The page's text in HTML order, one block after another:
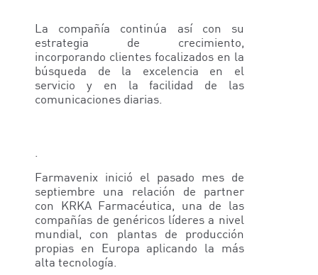
La compañía continúa así con su
estrategia de crecimiento,
incorporando clientes focalizados en la
búsqueda de la excelencia en el
servicio y en la facilidad de las
comunicaciones diarias.
.
Farmavenix inició el pasado mes de
septiembre una relación de partner
con KRKA Farmacéutica, una de las
compañías de genéricos líderes a nivel
mundial, con plantas de producción
propias en Europa aplicando la más
alta tecnología.